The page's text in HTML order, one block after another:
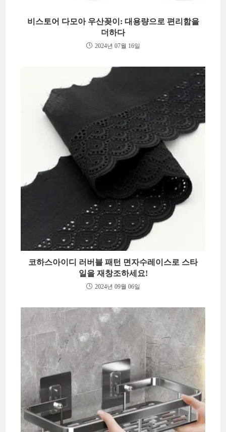
비스토어 다모아 우산꽂이: 대용량으로 편리함을
더하다
2024년 07월 16일
코하스아이디 러버블 패턴 면자수레이스로 스타
일을 재창조하세요!
2024년 09월 06일